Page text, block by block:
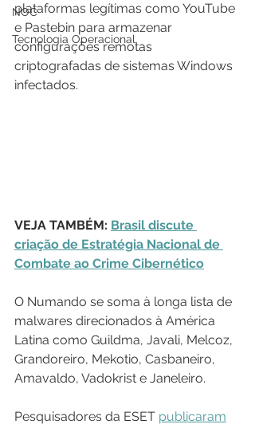
NOC
Tecnologia Operacional
plataformas legítimas como YouTube
e Pastebin para armazenar
configurações remotas
criptografadas de sistemas Windows
infectados.
VEJA TAMBÉM: Brasil discute
criação de Estratégia Nacional de
Combate ao Crime Cibernético
O Numando se soma à longa lista de
malwares direcionados à América
Latina como Guildma, Javali, Melcoz,
Grandoreiro, Mekotio, Casbaneiro,
Amavaldo, Vadokrist e Janeleiro.
Pesquisadores da ESET publicaram